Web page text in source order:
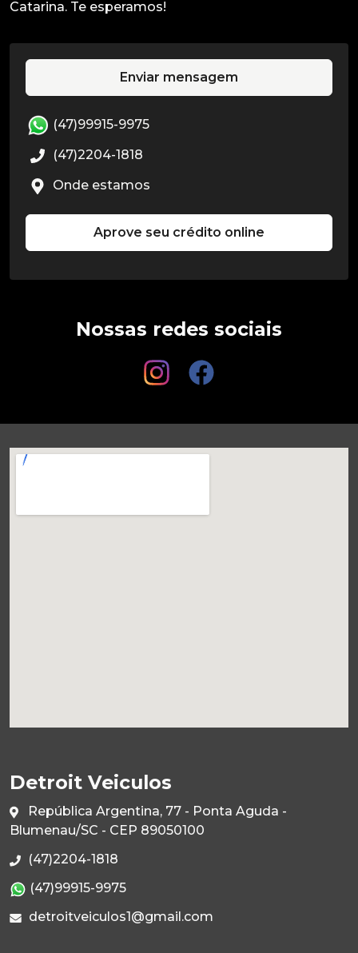
Enviar mensagem
(47)99915-9975
(47)2204-1818
Onde estamos
Aprove seu crédito online
Nossas redes sociais
Detroit Veiculos
República Argentina, 77 - Ponta Aguda -
Blumenau/SC - CEP 89050100
(47)2204-1818
(47)99915-9975
detroitveiculos1@gmail.com